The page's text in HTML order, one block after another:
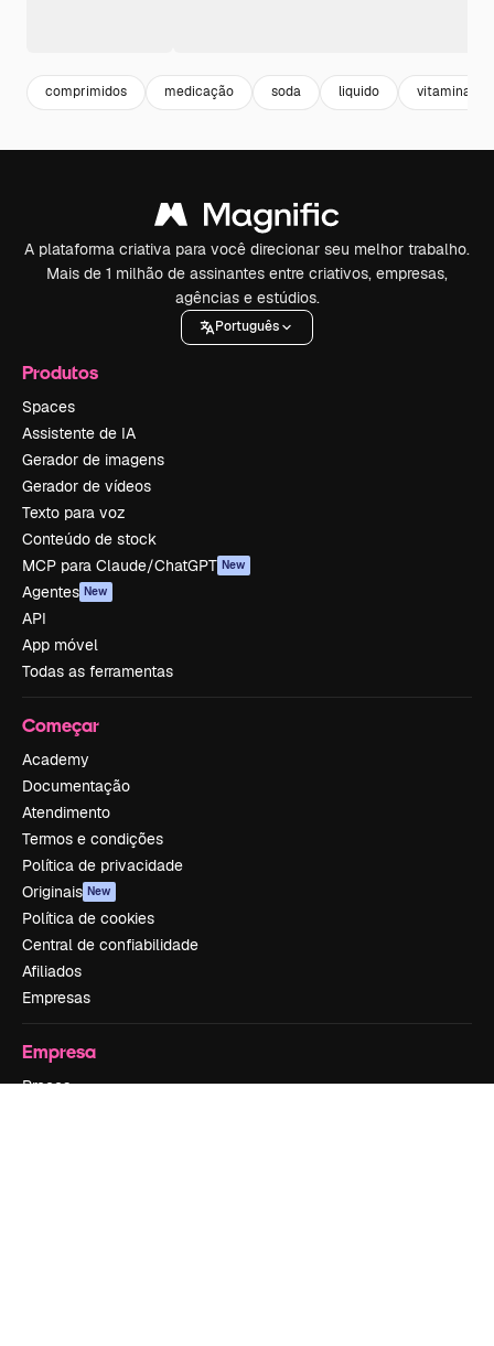
comprimidos medicação soda liquido vitaminas
A plataforma criativa para você direcionar seu melhor trabalho.
Mais de 1 milhão de assinantes entre criativos, empresas,
agências e estúdios.
Português
Produtos
Spaces
Assistente de IA
Gerador de imagens
Gerador de vídeos
Texto para voz
Conteúdo de stock
MCP para Claude/ChatGPT New
Agentes New
API
App móvel
Todas as ferramentas
Começar
Academy
Documentação
Atendimento
Termos e condições
Política de privacidade
Originais New
Política de cookies
Central de confiabilidade
Afiliados
Empresas
Empresa
Preços